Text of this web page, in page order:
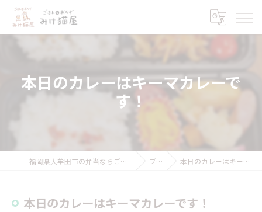
本日のカレーはキーマカレーで
す！
福岡県大牟田市の弁当ならごはんとおかず みけ猫屋 ブログ 本日のカレーはキーマカレーです！
本日のカレーはキーマカレーです！